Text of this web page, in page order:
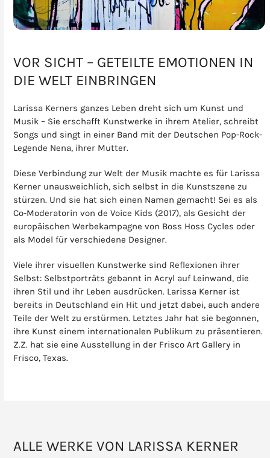
VOR SICHT – GETEILTE EMOTIONEN IN
DIE WELT EINBRINGEN
Larissa Kerners ganzes Leben dreht sich um Kunst und
Musik – Sie erschafft Kunstwerke in ihrem Atelier, schreibt
Songs und singt in einer Band mit der Deutschen Pop-Rock-
Legende Nena, ihrer Mutter.
Diese Verbindung zur Welt der Musik machte es für Larissa
Kerner unausweichlich, sich selbst in die Kunstszene zu
stürzen. Und sie hat sich einen Namen gemacht! Sei es als
Co-Moderatorin von de Voice Kids (2017), als Gesicht der
europäischen Werbekampagne von Boss Hoss Cycles oder
als Model für verschiedene Designer.
Viele ihrer visuellen Kunstwerke sind Reflexionen ihrer
Selbst: Selbstporträts gebannt in Acryl auf Leinwand, die
ihren Stil und ihr Leben ausdrücken. Larissa Kerner ist
bereits in Deutschland ein Hit und jetzt dabei, auch andere
Teile der Welt zu erstürmen. Letztes Jahr hat sie begonnen,
ihre Kunst einem internationalen Publikum zu präsentieren.
Z.Z. hat sie eine Ausstellung in der Frisco Art Gallery in
Frisco, Texas.
ALLE WERKE VON LARISSA KERNER